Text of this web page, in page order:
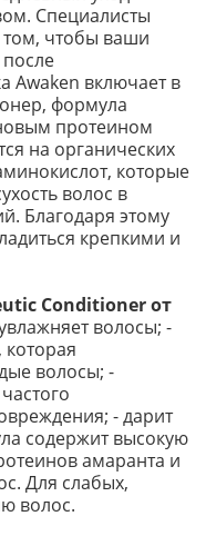
Специалисты
том, чтобы ваши
Awaken включает в
формула
протеином
на органических
которые
волос в
Благодаря этому
крепкими и
Conditioner от
волосы; -
волосы; -
- дарит
содержит высокую
амаранта и
Для слабых,
волос.